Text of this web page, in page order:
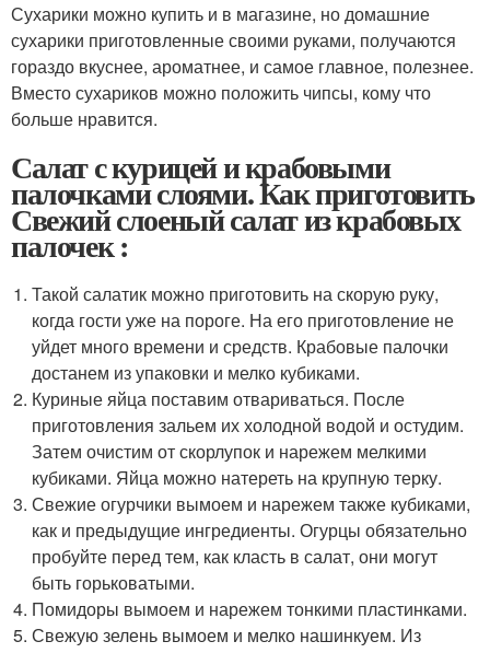
Сухарики можно купить и в магазине, но домашние
сухарики приготовленные своими руками, получаются
гораздо вкуснее, ароматнее, и самое главное, полезнее.
Вместо сухариков можно положить чипсы, кому что
больше нравится.
Салат с курицей и крабовыми
палочками слоями. Как приготовить
Свежий слоеный салат из крабовых
палочек :
Такой салатик можно приготовить на скорую руку,
когда гости уже на пороге. На его приготовление не
уйдет много времени и средств. Крабовые палочки
достанем из упаковки и мелко кубиками.
Куриные яйца поставим отвариваться. После
приготовления зальем их холодной водой и остудим.
Затем очистим от скорлупок и нарежем мелкими
кубиками. Яйца можно натереть на крупную терку.
Свежие огурчики вымоем и нарежем также кубиками,
как и предыдущие ингредиенты. Огурцы обязательно
пробуйте перед тем, как класть в салат, они могут
быть горьковатыми.
Помидоры вымоем и нарежем тонкими пластинками.
Свежую зелень вымоем и мелко нашинкуем. Из